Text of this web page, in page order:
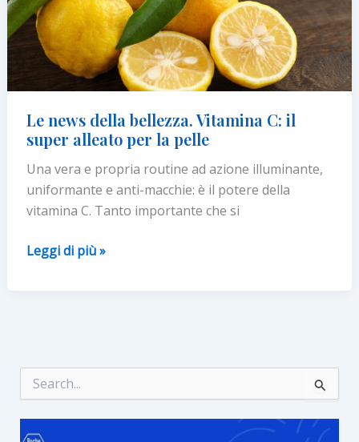
la
pelle
Le news della bellezza. Vitamina C: il
super alleato per la pelle
Una vera e propria routine ad azione illuminante,
uniformante e anti-macchie: è il potere della
vitamina C. Tanto importante che si
Le
super
alleato
per
Leggi di più »
c
a